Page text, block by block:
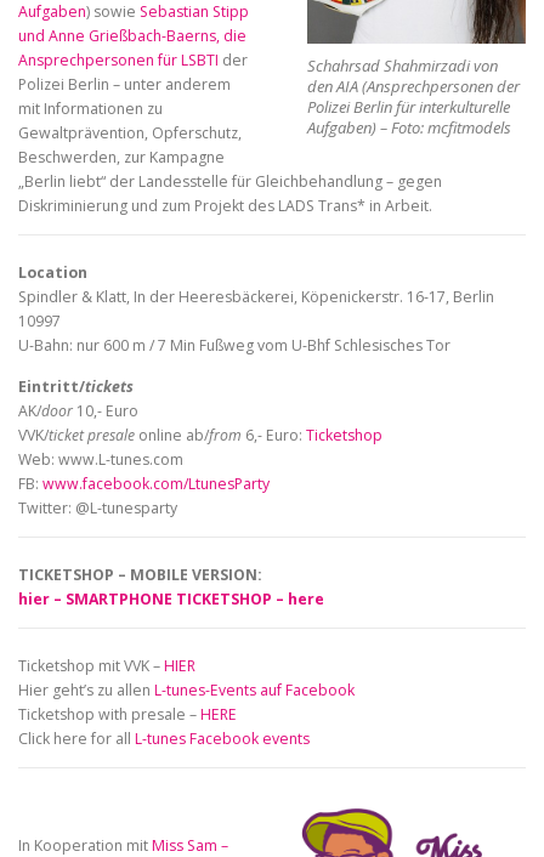
Schahrsad Shahmirzadi von
den AIA (Ansprechpersonen der
Polizei Berlin für interkulturelle
Aufgaben) – Foto: mcfitmodels
Aufgaben) sowie Sebastian Stipp
und Anne Grießbach-Baerns, die
Ansprechpersonen für LSBTI der
Polizei Berlin – unter anderem
mit Informationen zu
Gewaltprävention, Opferschutz,
Beschwerden, zur Kampagne
„Berlin liebt“ der Landesstelle für Gleichbehandlung – gegen
Diskriminierung und zum Projekt des LADS Trans* in Arbeit.
Location
Spindler & Klatt, In der Heeresbäckerei, Köpenickerstr. 16-17, Berlin
10997
U-Bahn: nur 600 m / 7 Min Fußweg vom U-Bhf Schlesisches Tor
Eintritt/tickets
AK/door 10,- Euro
VVK/ticket presale online ab/from 6,- Euro: Ticketshop
Web: www.L-tunes.com
FB: www.facebook.com/LtunesParty
Twitter: @L-tunesparty
TICKETSHOP – MOBILE VERSION:
hier – SMARTPHONE TICKETSHOP – here
Ticketshop mit VVK –HIER
Hier geht’s zu allen L-tunes-Events auf Facebook
Ticketshop with presale –HERE
Click here for all L-tunes Facebook events
In Kooperation mitMiss Sam –